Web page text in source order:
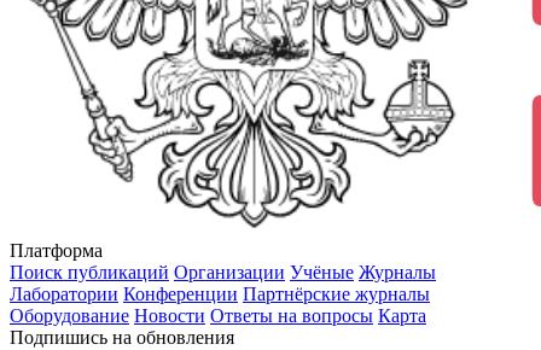
Платформа
Поиск публикаций Организации Учёные Журналы
Лаборатории Конференции Партнёрские журналы
Оборудование Новости Ответы на вопросы Карта
Подпишись на обновления